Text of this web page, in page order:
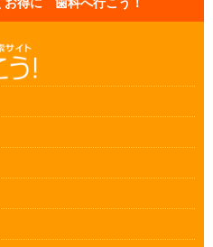
お得に 歯科へ行こう！